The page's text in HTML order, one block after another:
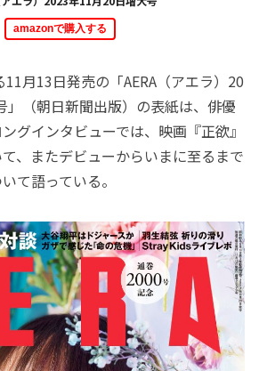
amazonで購入する
月13日発売の「AERA（アエラ）20
」（朝日新聞出版）の表紙は、俳優
グインタビューでは、映画『正欲』
、またデビューからいまに至るまで
て語っている。